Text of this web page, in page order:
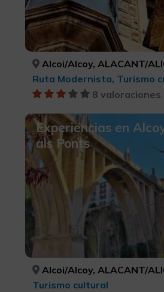
Alcoi/Alcoy, ALACANT/
Ruta Modernista, Turismo
8 valoraciones
Experiencias en
als Ponts
Alcoi/Alcoy, ALACANT/
Turismo cultural